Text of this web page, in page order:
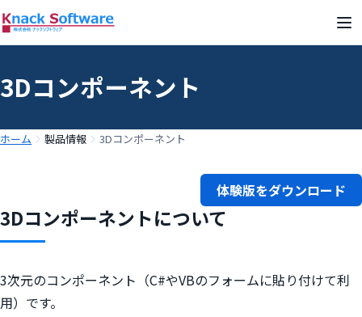
3Dコンポーネント
ホーム 製品情報 3Dコンポーネント
体験版をダウンロード
3Dコンポーネントについて
3次元のコンポーネント（C#やVBのフォームに貼り付けて利
用）です。